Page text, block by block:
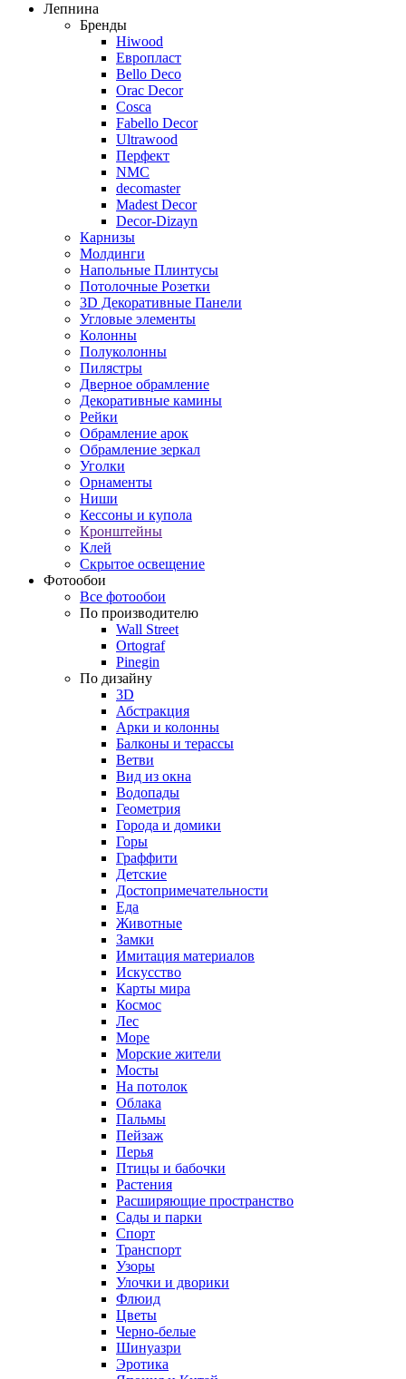
Лепнина
Бренды
Hiwood
Европласт
Bello Deco
Orac Decor
Cosca
Fabello Decor
Ultrawood
Перфект
NMC
decomaster
Madest Decor
Decor-Dizayn
Карнизы
Молдинги
Напольные Плинтусы
Потолочные Розетки
3D Декоративные Панели
Угловые элементы
Колонны
Полуколонны
Пилястры
Дверное обрамление
Декоративные камины
Рейки
Обрамление арок
Обрамление зеркал
Уголки
Орнаменты
Ниши
Кессоны и купола
Кронштейны
Клей
Скрытое освещение
Фотообои
Все фотообои
По производителю
Wall Street
Ortograf
Pinegin
По дизайну
3D
Абстракция
Арки и колонны
Балконы и терассы
Ветви
Вид из окна
Водопады
Геометрия
Города и домики
Горы
Граффити
Детские
Достопримечательности
Еда
Животные
Замки
Имитация материалов
Искусство
Карты мира
Космос
Лес
Море
Морские жители
Мосты
На потолок
Облака
Пальмы
Пейзаж
Перья
Птицы и бабочки
Растения
Расширяющие пространство
Сады и парки
Спорт
Транспорт
Узоры
Улочки и дворики
Флюид
Цветы
Черно-белые
Шинуазри
Эротика